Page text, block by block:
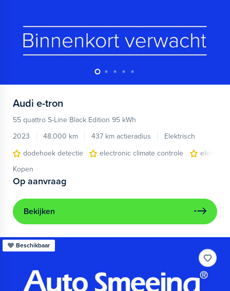
Audi e-tron
55 quattro S-Line Black Edition 95 kWh
2023
48.000 km 437 km actieradius
Elektrisch
dodehoek detectie
electronic climate controle
Kopen
Op aanvraag
Bekijken
Beschikbaar